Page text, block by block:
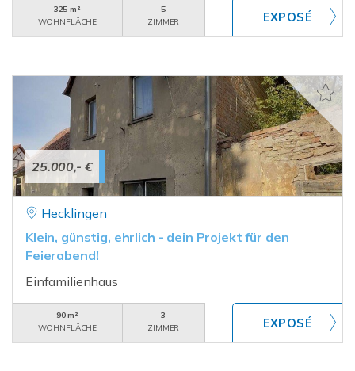
325 m²
WOHNFLÄCHE
5
ZIMMER
25.000,- €
Hecklingen
Klein, günstig, ehrlich - dein Projekt für den
Feierabend!
Einfamilienhaus
90 m²
WOHNFLÄCHE
3
ZIMMER